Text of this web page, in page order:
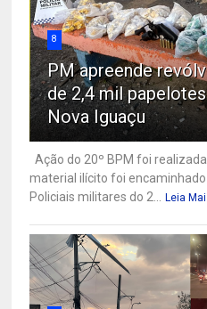
8
PM apreende
de 2,4 mil
Nova Iguaçu
Ação do 20º BPM foi
material ilícito foi
Policiais militares do 2...
Leia